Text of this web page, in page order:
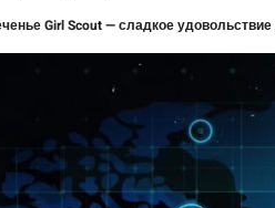
Girl Scout — сладкое
придают иску «доверие»: участники
бальный зал без одобрения
мест, но в сфере развлечений
коллегия CNN ослабила бы